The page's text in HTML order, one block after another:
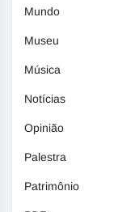
Mundo
Museu
Música
Notícias
Opinião
Palestra
Patrimônio